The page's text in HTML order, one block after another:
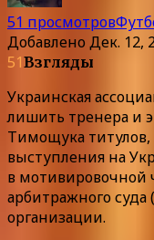
51 просмотров
Добавлено Дек. 12,
51Взгляды
Украинская
лишить тренера и
Тимощука титулов,
выступления на
в мотивировочной
арбитражного суда
организации.